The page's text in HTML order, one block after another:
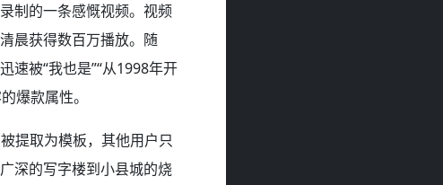
制的一条感慨视频。视频
晨获得数百万播放。随
速被“我也是”“从1998年开
爆款属性。
提取为模板，其他用户只
深的写字楼到小县城的烧